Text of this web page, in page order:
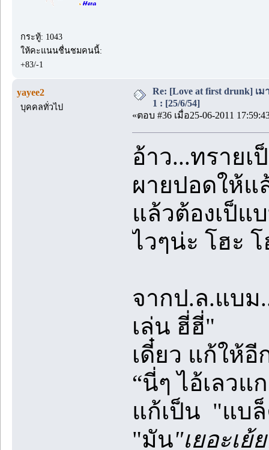
กระทู้: 1043
ให้คะแนนชื่นชมคนนี้:
+83/-1
yayee2
บุคคลทั่วไป
Re: [Love at first drunk] เ
1 : [25/6/54]
«ตอบ #36 เมื่อ25-06-2011
อ้าว...ทราย
ผายปอดให้แ
แล้วต้องเป็แ
ไวๆน่ะ โฮะ โ
จากป.ล.แบม
เล่น ฮี่ฮี่"
เดี๋ยว แก้ให้
“นี่ๆ ไอ้เลวแก
แก้เป็น "แบล็
"มัน"เยอะเย้